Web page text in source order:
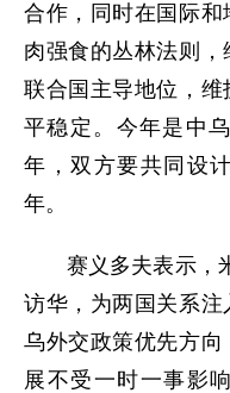
合作，同时在国际
肉强食的丛林法则
联合国主导地位，
平稳定。今年是中
年，双方要共同设
年。
赛义多夫表示，
访华，为两国关系
乌外交政策优先方
展不受一时一事影